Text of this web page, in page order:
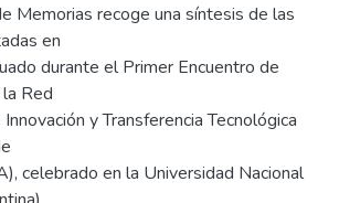
Memorias recoge una síntesis de las
en
durante el Primer Encuentro de
Red
y Transferencia Tecnológica
celebrado en la Universidad Nacional